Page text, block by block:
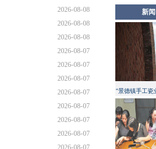
2026-08-08
2026-08-08
2026-08-08
2026-08-07
2026-08-07
2026-08-07
2026-08-07
2026-08-07
2026-08-07
2026-08-07
2026-08-07
新
“景德镇手工瓷